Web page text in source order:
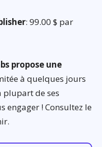
: 99.00 $ par
propose une
à quelques jours
plupart de ses
engager ! Consultez le